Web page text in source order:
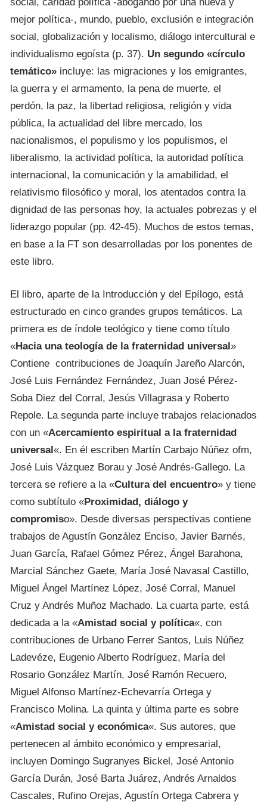
social, caridad política -abogando por una nueva y
mejor política-, mundo, pueblo, exclusión e integración
social, globalización y localismo, diálogo intercultural e
individualismo egoísta (p. 37). Un segundo «círculo
temático» incluye: las migraciones y los emigrantes,
la guerra y el armamento, la pena de muerte, el
perdón, la paz, la libertad religiosa, religión y vida
pública, la actualidad del libre mercado, los
nacionalismos, el populismo y los populismos, el
liberalismo, la actividad política, la autoridad política
internacional, la comunicación y la amabilidad, el
relativismo filosófico y moral, los atentados contra la
dignidad de las personas hoy, la actuales pobrezas y el
liderazgo popular (pp. 42-45). Muchos de estos temas,
en base a la FT son desarrolladas por los ponentes de
este libro.
El libro, aparte de la Introducción y del Epílogo, está
estructurado en cinco grandes grupos temáticos. La
primera es de índole teológico y tiene como título
«Hacia una teología de la fraternidad universal»
Contiene contribuciones de Joaquín Jareño Alarcón,
José Luis Fernández Fernández, Juan José Pérez-
Soba Diez del Corral, Jesús Villagrasa y Roberto
Repole. La segunda parte incluye trabajos relacionados
con un «Acercamiento espiritual a la fraternidad
universal«. En él escriben Martín Carbajo Núñez ofm,
José Luis Vázquez Borau y José Andrés-Gallego. La
tercera se refiere a la «Cultura del encuentro» y tiene
como subtítulo «Proximidad, diálogo y
compromiso». Desde diversas perspectivas contiene
trabajos de Agustín González Enciso, Javier Barnés,
Juan García, Rafael Gómez Pérez, Ángel Barahona,
Marcial Sánchez Gaete, María José Navasal Castillo,
Miguel Ángel Martínez López, José Corral, Manuel
Cruz y Andrés Muñoz Machado. La cuarta parte, está
dedicada a la «Amistad social y política«, con
contribuciones de Urbano Ferrer Santos, Luis Núñez
Ladevéze, Eugenio Alberto Rodríguez, María del
Rosario González Martín, José Ramón Recuero,
Miguel Alfonso Martínez-Echevarría Ortega y
Francisco Molina. La quinta y última parte es sobre
«Amistad social y económica«. Sus autores, que
pertenecen al ámbito económico y empresarial,
incluyen Domingo Sugranyes Bickel, José Antonio
García Durán, José Barta Juárez, Andrés Arnaldos
Cascales, Rufino Orejas, Agustín Ortega Cabrera y